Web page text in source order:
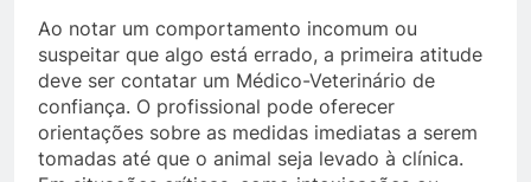
Ao notar um comportamento incomum ou
suspeitar que algo está errado, a primeira atitude
deve ser contatar um Médico-Veterinário de
confiança. O profissional pode oferecer
orientações sobre as medidas imediatas a serem
tomadas até que o animal seja levado à clínica.